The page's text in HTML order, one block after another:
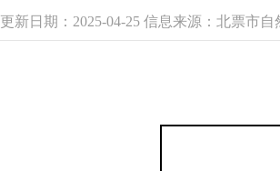
更新日期：2025-04-25 信息来源：北票市